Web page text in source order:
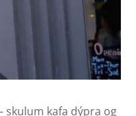
skulum kafa dýpra og